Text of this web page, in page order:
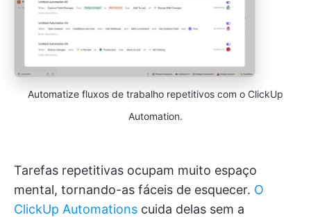
Automatize fluxos de trabalho repetitivos com o ClickUp
Automation.
Tarefas repetitivas ocupam muito espaço
mental, tornando-as fáceis de esquecer. O
ClickUp Automations cuida delas sem a